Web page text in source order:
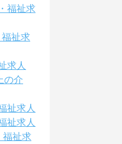
福祉求
祉求
求人
の介
祉求人
祉求人
福祉求